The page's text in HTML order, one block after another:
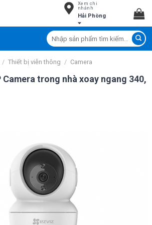
Xem chi
nhánh
Hải Phòng
Tìm
kiếm:
/ Thiết bị viễn thông / Camera
Camera trong nhà xoay ngang 340,